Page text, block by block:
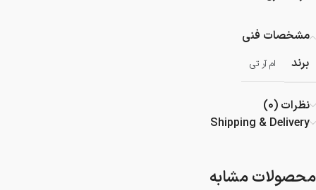
مشخصات فنی
برند
ام آر تی
نظرات (0)
Shipping & Delivery
محصولات مشابه